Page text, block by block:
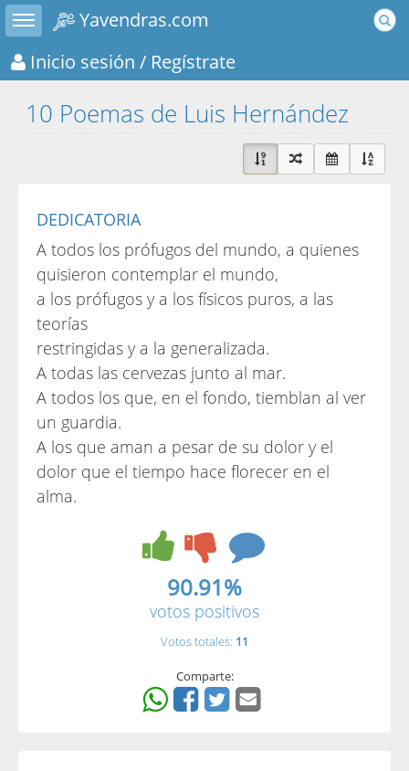
Toggle sidebar
Yavendras.com
Inicio sesión / Regístrate
10 Poemas de Luis Hernández
DEDICATORIA
A todos los prófugos del mundo, a quienes
quisieron contemplar el mundo,
a los prófugos y a los físicos puros, a las
teorías
restringidas y a la generalizada.
A todas las cervezas junto al mar.
A todos los que, en el fondo, tiemblan al ver
un guardia.
A los que aman a pesar de su dolor y el
dolor que el tiempo hace florecer en el
alma.
90.91%
votos positivos
Votos totales: 11
Comparte: